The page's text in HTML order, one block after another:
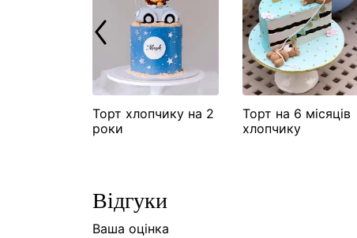
Торт хлопчику на 2
роки
Торт на 6 місяців
хлопчику
Відгуки
Ваша оцінка